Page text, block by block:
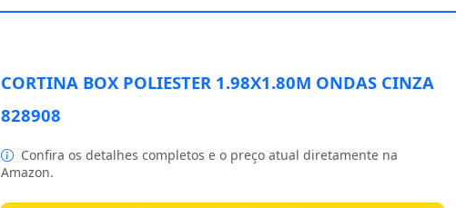
CORTINA BOX POLIESTER 1.98X1.80M ONDAS CINZA
828908
Confira os detalhes completos e o preço atual diretamente na
Amazon.